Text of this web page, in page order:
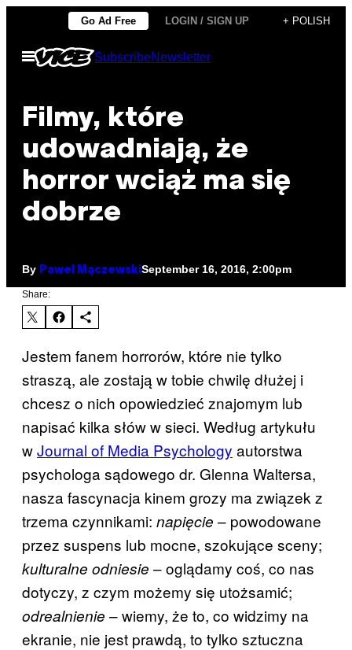
content
Go Ad Free LOGIN / SIGN UP + POLISH
Open
Menu
SubscribeNewsletter
Filmy, które
udowadniają, że
horror wciąż ma się
dobrze
By Paweł MączewskiSeptember 16, 2016, 2:00pm
Share:
Jestem fanem horrorów, które nie tylko
straszą, ale zostają w tobie chwilę dłużej i
chcesz o nich opowiedzieć znajomym lub
napisać kilka słów w sieci. Według artykułu
wJournal of Media Psychology autorstwa
psychologa sądowego dr. Glenna Waltersa,
nasza fascynacja kinem grozy ma związek z
trzema czynnikami: napięcie – powodowane
przez suspens lub mocne, szokujące sceny;
kulturalne odniesie – oglądamy coś, co nas
dotyczy, z czym możemy się utożsamić;
odrealnienie – wiemy, że to, co widzimy na
ekranie, nie jest prawdą, to tylko sztuczna